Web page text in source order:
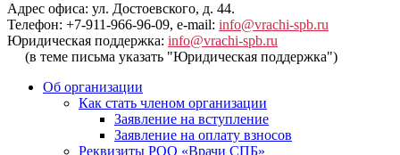
Адрес офиса: ул. Достоевского, д. 44.
Телефон: +7-911-966-96-09, e-mail: info@vrachi-spb.ru
Юридическая поддержка: info@vrachi-spb.ru
(в теме письма указать "Юридическая поддержка")
Об организации
Как стать членом организации
Заявление на вступление
Заявление на оплату взносов
Реквизиты РОО «Врачи СПБ»